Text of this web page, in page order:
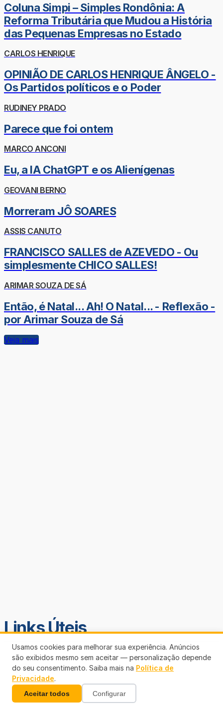
Coluna Simpi – Simples Rondônia: A
Reforma Tributária que Mudou a História
das Pequenas Empresas no Estado
CARLOS HENRIQUE
OPINIÃO DE CARLOS HENRIQUE ÂNGELO -
Os Partidos políticos e o Poder
RUDINEY PRADO
Parece que foi ontem
MARCO ANCONI
Eu, a IA ChatGPT e os Alienígenas
GEOVANI BERNO
Morreram JÔ SOARES
ASSIS CANUTO
FRANCISCO SALLES de AZEVEDO - Ou
simplesmente CHICO SALLES!
ARIMAR SOUZA DE SÁ
Então, é Natal... Ah! O Natal... - Reflexão -
por Arimar Souza de Sá
Veja mais
Links Úteis
Usamos cookies para melhorar sua experiência. Anúncios
são exibidos mesmo sem aceitar — personalização depende
do seu consentimento. Saiba mais na Política de
Privacidade.
Aceitar todos Configurar